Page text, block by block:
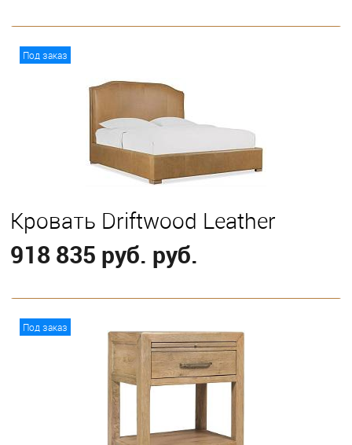
Eastern King
Под заказ
Кровать Driftwood Leather
918 835 руб. руб.
Eastern King Queen
Под заказ